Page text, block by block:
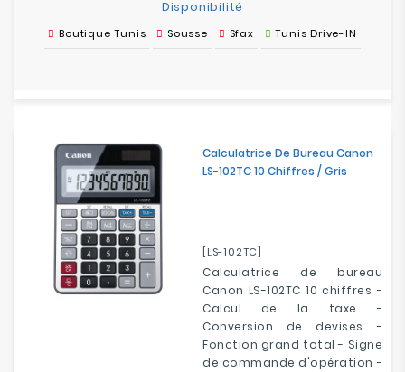
Disponibilité
Boutique Tunis Sousse Sfax Tunis Drive-IN
Calculatrice De Bureau Canon
LS-102TC 10 Chiffres / Gris
[LS-102TC]
Calculatrice de bureau
Canon LS-102TC 10 chiffres -
Calcul de la taxe -
Conversion de devises -
Fonction grand total - Signe
de commande d'opération -